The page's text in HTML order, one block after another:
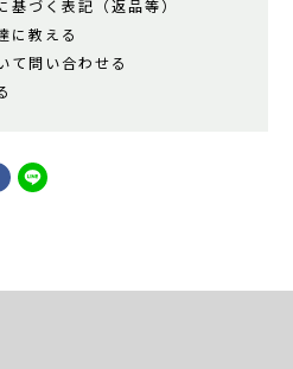
基づく表記（返品等）
に教える
て問い合わせる